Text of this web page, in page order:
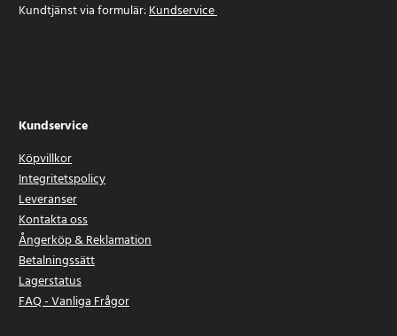
Kundtjänst via formulär:Kundservice
Kundservice
Köpvillkor
Integritetspolicy
Leveranser
Kontakta oss
Ångerköp & Reklamation
Betalningssätt
Lagerstatus
FAQ - Vanliga Frågor